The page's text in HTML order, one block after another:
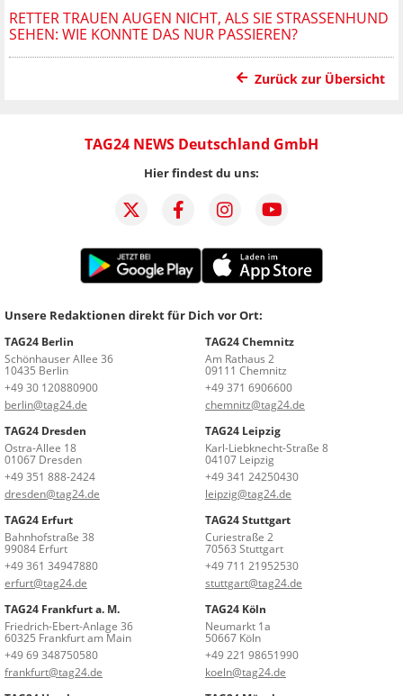
RETTER TRAUEN AUGEN NICHT, ALS SIE STRASSENHUND S
EHEN: WIE KONNTE DAS NUR PASSIEREN?
Zurück zur Übersicht
TAG24 NEWS Deutschland GmbH
Hier findest du uns:
Unsere Redaktionen direkt für Dich vor Ort:
TAG24 Berlin
Schönhauser Allee 36
10435 Berlin
+49 30 120880900
berlin@tag24.de
TAG24 Chemnitz
Am Rathaus 2
09111 Chemnitz
+49 371 6906600
chemnitz@tag24.de
TAG24 Dresden
Ostra-Allee 18
01067 Dresden
+49 351 888-2424
dresden@tag24.de
TAG24 Leipzig
Karl-Liebknecht-Straße 8
04107 Leipzig
+49 341 24250430
leipzig@tag24.de
TAG24 Erfurt
Bahnhofstraße 38
99084 Erfurt
+49 361 34947880
erfurt@tag24.de
TAG24 Stuttgart
Curiestraße 2
70563 Stuttgart
+49 711 21952530
stuttgart@tag24.de
TAG24 Frankfurt a. M.
Friedrich-Ebert-Anlage 36
60325 Frankfurt am Main
+49 69 348750580
frankfurt@tag24.de
TAG24 Köln
Neumarkt 1a
50667 Köln
+49 221 98651990
koeln@tag24.de